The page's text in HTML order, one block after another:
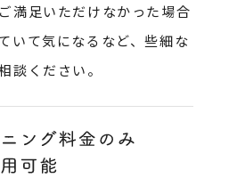
満足いただけなかった場合
いて気になるなど、些細な
談ください。